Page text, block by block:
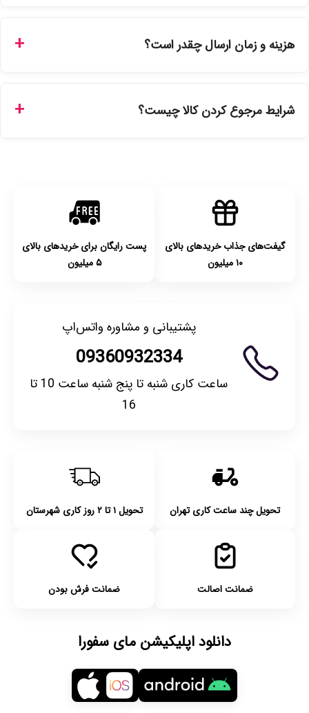
نمایندگی‌های معتبر تهیه شده و دارای بچ‌کد قابل استعلام هستند.
هزینه و زمان ارسال چقدر است؟
انتخاب کنید و برای شهرستان‌ها بین یک الی ۳ روز کاری از طریق
شرایط مرجوع کردن کالا چیست؟
گیفت‌های جذاب خریدهای بالای
۱۰ میلیون
پست رایگان برای خریدهای بالای
۵ میلیون
پشتیبانی و مشاوره واتس‌اپ
09360932334
ساعت کاری شنبه تا پنج شنبه ساعت 10 تا
16
تحویل چند ساعت کاری تهران تحویل ۱ تا ۲ روز کاری شهرستان
ضمانت اصالت ضمانت فرش بودن
دانلود اپلیکیشن مای سفورا